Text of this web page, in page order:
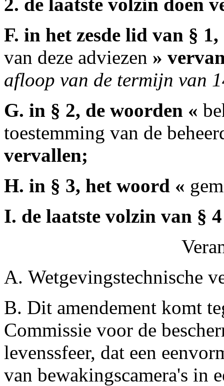
F. in het zesde lid van §
van deze adviezen »
afloop van de termijn van
G. in § 2, de woorden «
toestemming van de
vervallen;
H. in § 3, het woord «
I. de laatste volzin van §
A. Wetgevingstechnische
B. Dit amendement komt
Commissie voor de
levenssfeer, dat een
van bewakingscamera's in